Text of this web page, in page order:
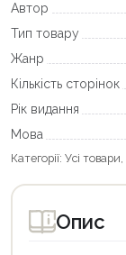
Автор
Тип товару
Жанр
Кількість сторінок
Рік видання
Мова
Категорії: Усі товари,
Опис